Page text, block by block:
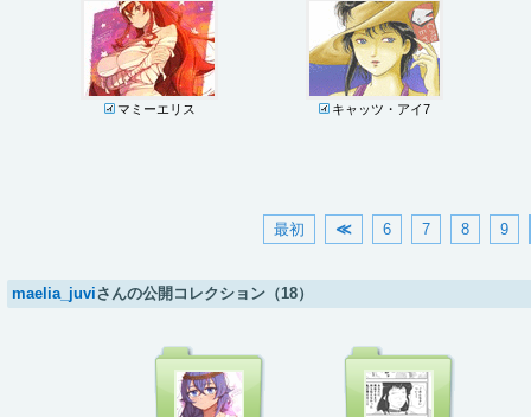
マミーエリス キャッツ・アイ7
最初 ≪ 6 7 8 9
maelia_juviさんの公開コレクション（18）